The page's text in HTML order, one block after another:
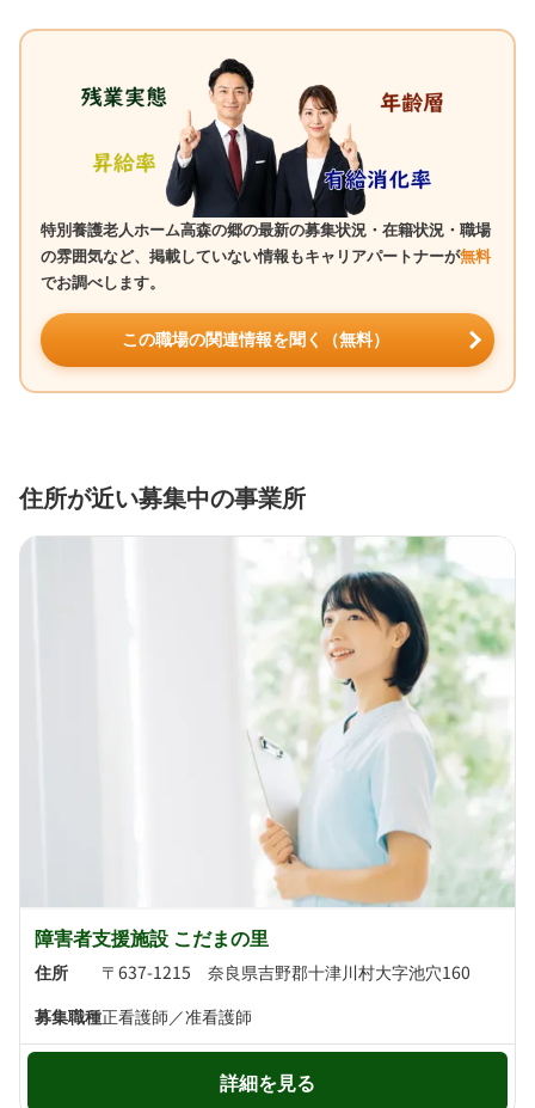
特別養護老人ホーム高森の郷の最新の募集状況・在籍状況・職場
の雰囲気など、掲載していない情報もキャリアパートナーが無料
でお調べします。
この職場の関連情報を聞く（無料）
住所が近い募集中の事業所
障害者支援施設 こだまの里
住所
〒637-1215 奈良県吉野郡十津川村大字池穴160
募集職種正看護師／准看護師
詳細を見る